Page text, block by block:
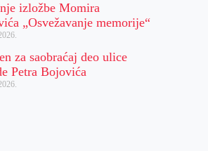
izložbe Momira
„Osvežavanje memorije“
za saobraćaj deo ulice
Petra Bojovića